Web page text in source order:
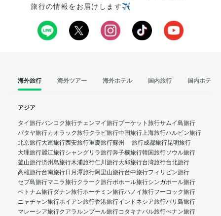
旅行の情報をお届けします✈️
海外旅行 海外ツアー 海外ホテル 国内旅行 国内ホテル
アジア
タイ旅行バンコク旅行チェンマイ旅行プーケット旅行サムイ島旅行
パタヤ旅行カオラック旅行クラビ旅行中国旅行上海旅行ハルビン旅行
北京旅行大連旅行西安旅行重慶旅行蘇州 旅行成都旅行昆明旅行
大理旅行麗江旅行シャングリラ旅行奔子欄旅行韓国旅行ソウル旅行
釜山旅行済州島旅行木浦旅行仁川旅行大邱旅行台湾旅行台北旅行
高雄旅行台南旅行日月潭旅行阿里山旅行台中旅行フィリピン旅行
セブ島旅行マニラ旅行クラーク旅行ボホール旅行シンガポール旅行
ベトナム旅行ダナン旅行ホーチミン旅行ハノイ旅行フーコック旅行
ニャチャン旅行ホイアン旅行香港旅行インドネシア旅行バリ島旅行
マレーシア旅行クアラルンプール旅行コタキナバル旅行ぺナン旅行